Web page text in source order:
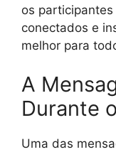
os
conectados e
melhor para
A
Durante
Uma das